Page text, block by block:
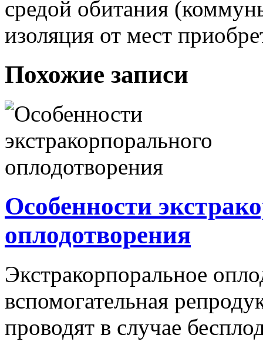
средой обитания
изоляция от мест
Похожие записи
Особенности
оплодотворения
Экстракорпоральное
вспомогательная
проводят в случае